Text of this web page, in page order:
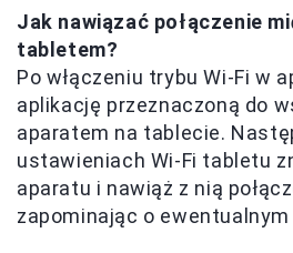
Jak nawiązać połączenie
tabletem?
Po włączeniu trybu Wi-Fi w
aplikację przeznaczoną do
aparatem na tablecie.
ustawieniach Wi-Fi tabletu
aparatu i nawiąż z nią
zapominając o ewentualnym